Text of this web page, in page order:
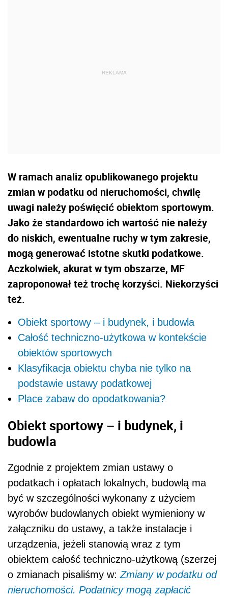
W ramach analiz opublikowanego projektu
zmian w podatku od nieruchomości, chwilę
uwagi należy poświęcić obiektom sportowym.
Jako że standardowo ich wartość nie należy
do niskich, ewentualne ruchy w tym zakresie,
mogą generować istotne skutki podatkowe.
Aczkolwiek, akurat w tym obszarze, MF
zaproponował też trochę korzyści. Niekorzyści
też.
Obiekt sportowy – i budynek, i budowla
Całość techniczno-użytkowa w kontekście
obiektów sportowych
Klasyfikacja obiektu chyba nie tylko na
podstawie ustawy podatkowej
Place zabaw do opodatkowania?
Obiekt sportowy – i budynek, i
budowla
Zgodnie z projektem zmian ustawy o
podatkach i opłatach lokalnych, budowlą ma
być w szczególności wykonany z użyciem
wyrobów budowlanych obiekt wymieniony w
załączniku do ustawy, a także instalacje i
urządzenia, jeżeli stanowią wraz z tym
obiektem całość techniczno-użytkową (szerzej
o zmianach pisaliśmy w:Zmiany w podatku od
nieruchomości. Podatnicy mogą zapłacić